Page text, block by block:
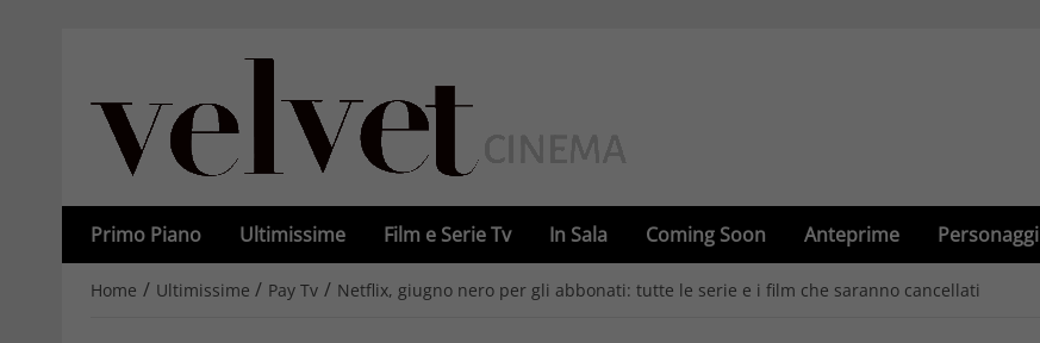
Primo Piano Ultimissime Film e Serie Tv In Sala Coming Soon Anteprime Personaggi
Home / Ultimissime / Pay Tv / Netflix, giugno nero per gli abbonati: tutte le serie e i film che saranno cancellati